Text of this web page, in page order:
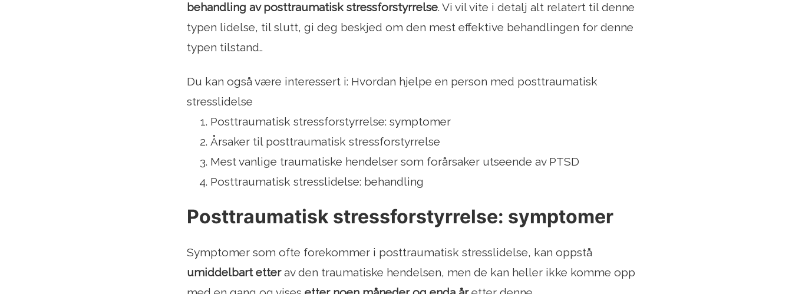
behandling av posttraumatisk stressforstyrrelse. Vi vil vite i detalj alt relatert til denne
typen lidelse, til slutt, gi deg beskjed om den mest effektive behandlingen for denne
typen tilstand..
Du kan også være interessert i: Hvordan hjelpe en person med posttraumatisk
stresslidelse
Posttraumatisk stressforstyrrelse: symptomer
Årsaker til posttraumatisk stressforstyrrelse
Mest vanlige traumatiske hendelser som forårsaker utseende av PTSD
Posttraumatisk stresslidelse: behandling
Posttraumatisk stressforstyrrelse: symptomer
Symptomer som ofte forekommer i posttraumatisk stresslidelse, kan oppstå
umiddelbart etterav den traumatiske hendelsen, men de kan heller ikke komme opp